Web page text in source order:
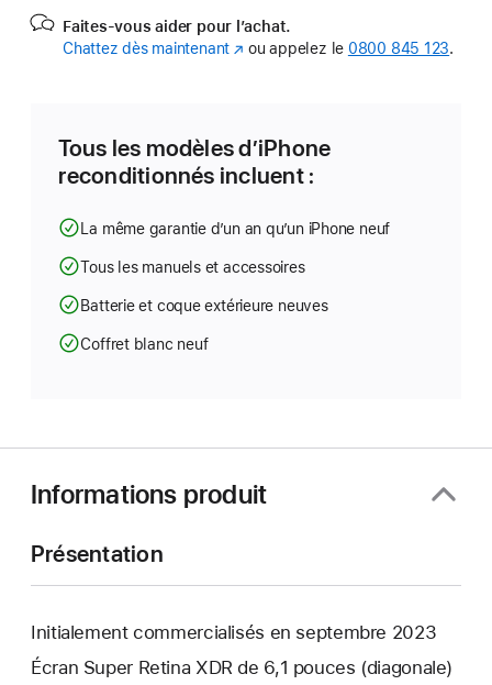
Faites-vous aider pour l’achat.
Chattez dès maintenant (s’ouvre
fenêtre)
ou appelez le 0800 845 123.
Tous les modèles d’iPhone
reconditionnés incluent :
La même garantie d’un an qu’un iPhone neuf
Tous les manuels et accessoires
Batterie et coque extérieure neuves
Coffret blanc neuf
Informations produit
Présentation
Initialement commercialisés en septembre 2023
Écran Super Retina XDR de 6,1 pouces (diagonale)